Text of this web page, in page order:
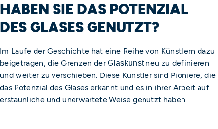
HABEN SIE DAS POTENZIAL
DES GLASES GENUTZT?
Im Laufe der Geschichte hat eine Reihe von Künstlern dazu
beigetragen, die Grenzen derGlaskunst neu zu definieren
und weiter zu verschieben. Diese Künstler sind Pioniere, die
das Potenzial des Glases erkannt und es in ihrer Arbeit auf
erstaunliche und unerwartete Weise genutzt haben.